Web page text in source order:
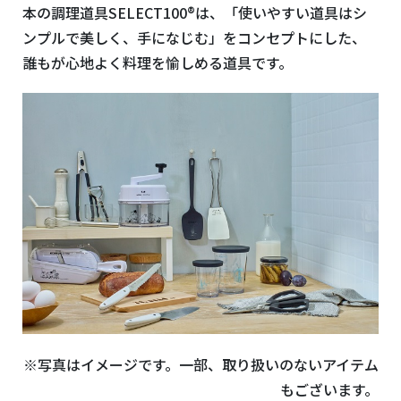
本の調理道具SELECT100®は、
「使いやすい道具はシ
ンプルで美しく、手になじむ」をコンセプトにした、
誰もが心地よく料理を愉しめる道具です。
※写真はイメージです。一部、取り扱いのないアイテム
もございます。